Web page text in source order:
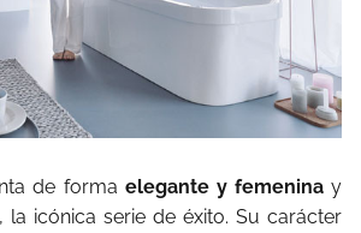
de forma elegante y femeninay
la icónica serie de éxito. Su carácter